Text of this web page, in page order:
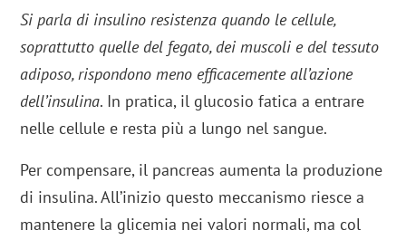
Si parla di insulino resistenza quando le cellule,
soprattutto quelle del fegato, dei muscoli e del tessuto
adiposo, rispondono meno efficacemente all’azione
dell’insulina. In pratica, il glucosio fatica a entrare
nelle cellule e resta più a lungo nel sangue.
Per compensare, il pancreas aumenta la produzione
di insulina. All’inizio questo meccanismo riesce a
mantenere la glicemia nei valori normali, ma col